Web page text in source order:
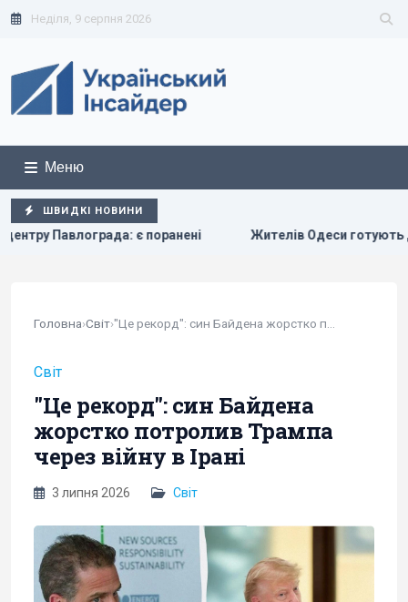
Неділя, 9 серпня 2026
Меню
ШВИДКІ НОВИНИ
поранені Жителів Одеси готують до захисту міста від
Головна›Світ›
Світ
"Це рекорд": син Байдена
жорстко потролив Трампа
через війну в Ірані
3 липня 2026 Світ